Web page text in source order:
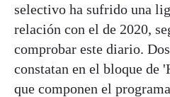
selectivo ha sufrido una
relación con el de 2020,
comprobar este diario.
constatan en el bloque de
que componen el